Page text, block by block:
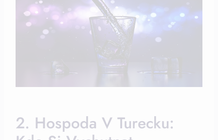
2. Hospoda V Turecku: